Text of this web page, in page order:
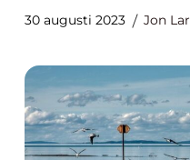
30 augusti 2023 Jon